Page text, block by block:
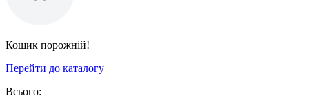
Кошик порожній!
Перейти до каталогу
Всього: